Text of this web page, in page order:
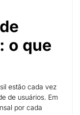
o que
estão cada vez
de usuários. Em
por cada